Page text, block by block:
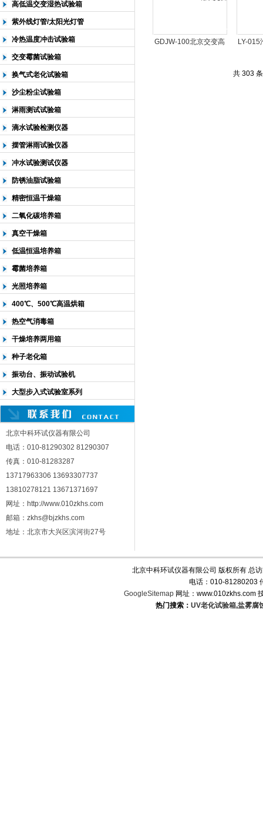
高低温交变湿热试验箱
紫外线灯管/太阳光灯管
冷热温度冲击试验箱
交变霉菌试验箱
换气式老化试验箱
沙尘粉尘试验箱
淋雨测试试验箱
滴水试验检测仪器
摆管淋雨试验仪器
冲水试验测试仪器
防锈油脂试验箱
精密恒温干燥箱
二氧化碳培养箱
真空干燥箱
低温恒温培养箱
霉菌培养箱
光照培养箱
400℃、500℃高温烘箱
热空气消毒箱
干燥培养两用箱
种子老化箱
振动台、振动试验机
大型步入式试验室系列
北京中科环试仪器有限公司
电话：010-81290302 81290307
传真：010-81283287
13717963306 13693307737
13810278121 13671371697
网址：http://www.010zkhs.com
邮箱：zkhs@bjzkhs.com
地址：北京市大兴区滨河街27号
GDJW-100北京交变高
LY-015
共 303
北京中科环试仪器有限公司 版权所有 总
电话：010-81280203
GoogleSitemap 网址：www.010zkhs.com
热门搜索： UV老化试验箱,盐雾腐